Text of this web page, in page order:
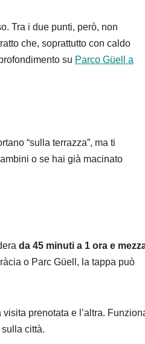
Tra i due punti, però, non
che, soprattutto con caldo
su Parco Güell a
“sulla terrazza”, ma ti
o se hai già macinato
da 45 minuti a 1 ora e
o Parc Güell, la tappa può
prenotata e l’altra.
città.